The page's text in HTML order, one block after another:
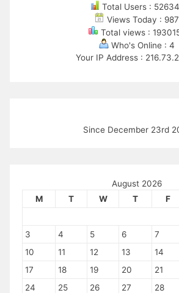
Total Users :
Views Today : 987
Total views :
Who's Online : 4
Your IP Address :
Since December 23rd
August 2026
M
T W T F
3
4 5 6 7
10
11 12 13 14
17
18 19 20 21
24
25 26 27 28